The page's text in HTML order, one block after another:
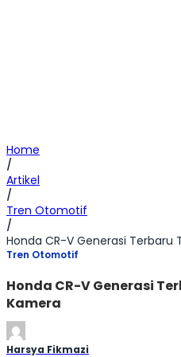
Home
/
Artikel
/
Tren Otomotif
/
Honda CR-V Generasi Terbaru
Tren Otomotif
Honda CR-V Generasi
Kamera
Harsya Fikmazi